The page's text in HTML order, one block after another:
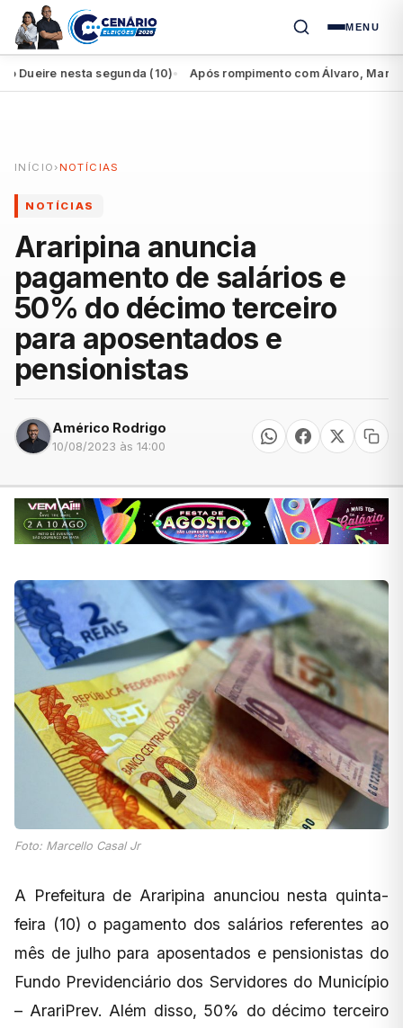
MENU
nesta segunda (10) ● Após rompimento com Álvaro, Marília
INÍCIO › NOTÍCIAS
NOTÍCIAS
Araripina anuncia
pagamento de salários e
50% do décimo terceiro
para aposentados e
pensionistas
Américo Rodrigo
10/08/2023 às 14:00
Foto: Marcello Casal Jr
A Prefeitura de Araripina anunciou nesta quinta-
feira (10) o pagamento dos salários referentes ao
mês de julho para aposentados e pensionistas do
Fundo Previdenciário dos Servidores do Município
– ArariPrev. Além disso, 50% do décimo terceiro